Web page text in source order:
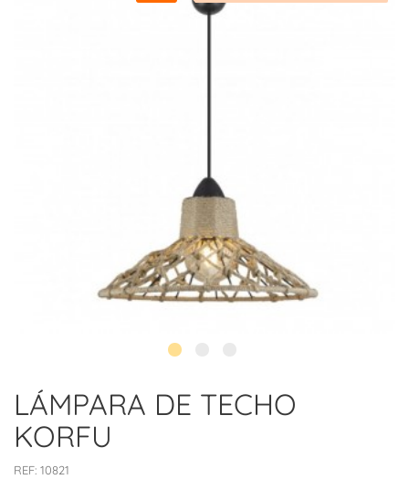
LÁMPARA DE TECHO
KORFU
REF: 10821